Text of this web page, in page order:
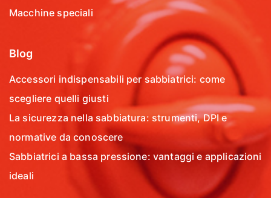
Macchine speciali
Blog
Accessori indispensabili per sabbiatrici: come
scegliere quelli giusti
La sicurezza nella sabbiatura: strumenti, DPI e
normative da conoscere
Sabbiatrici a bassa pressione: vantaggi e applicazioni
ideali